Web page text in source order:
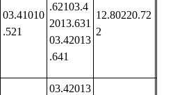
03.41010
.521
.62103.4
2013.631
03.42013
.641
12.80220.72
2
03.42013